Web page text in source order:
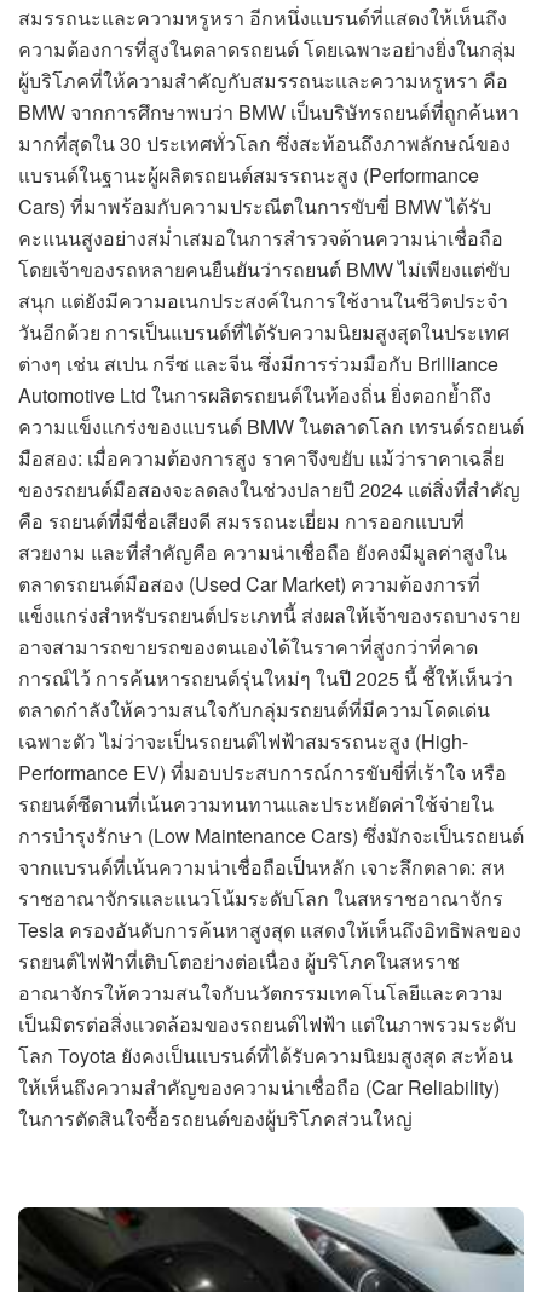
สมรรถนะและความหรูหรา อีกหนึ่งแบรนด์ที่แสดงให้เห็นถึง
ความต้องการที่สูงในตลาดรถยนต์ โดยเฉพาะอย่างยิ่งในกลุ่ม
ผู้บริโภคที่ให้ความสำคัญกับสมรรถนะและความหรูหรา คือ
BMW จากการศึกษาพบว่า BMW เป็นบริษัทรถยนต์ที่ถูกค้นหา
มากที่สุดใน 30 ประเทศทั่วโลก ซึ่งสะท้อนถึงภาพลักษณ์ของ
แบรนด์ในฐานะผู้ผลิตรถยนต์สมรรถนะสูง (Performance
Cars) ที่มาพร้อมกับความประณีตในการขับขี่ BMW ได้รับ
คะแนนสูงอย่างสม่ำเสมอในการสำรวจด้านความน่าเชื่อถือ
โดยเจ้าของรถหลายคนยืนยันว่ารถยนต์ BMW ไม่เพียงแต่ขับ
สนุก แต่ยังมีความอเนกประสงค์ในการใช้งานในชีวิตประจำ
วันอีกด้วย การเป็นแบรนด์ที่ได้รับความนิยมสูงสุดในประเทศ
ต่างๆ เช่น สเปน กรีซ และจีน ซึ่งมีการร่วมมือกับ Brilliance
Automotive Ltd ในการผลิตรถยนต์ในท้องถิ่น ยิ่งตอกย้ำถึง
ความแข็งแกร่งของแบรนด์ BMW ในตลาดโลก เทรนด์รถยนต์
มือสอง: เมื่อความต้องการสูง ราคาจึงขยับ แม้ว่าราคาเฉลี่ย
ของรถยนต์มือสองจะลดลงในช่วงปลายปี 2024 แต่สิ่งที่สำคัญ
คือ รถยนต์ที่มีชื่อเสียงดี สมรรถนะเยี่ยม การออกแบบที่
สวยงาม และที่สำคัญคือ ความน่าเชื่อถือ ยังคงมีมูลค่าสูงใน
ตลาดรถยนต์มือสอง (Used Car Market) ความต้องการที่
แข็งแกร่งสำหรับรถยนต์ประเภทนี้ ส่งผลให้เจ้าของรถบางราย
อาจสามารถขายรถของตนเองได้ในราคาที่สูงกว่าที่คาด
การณ์ไว้ การค้นหารถยนต์รุ่นใหม่ๆ ในปี 2025 นี้ ชี้ให้เห็นว่า
ตลาดกำลังให้ความสนใจกับกลุ่มรถยนต์ที่มีความโดดเด่น
เฉพาะตัว ไม่ว่าจะเป็นรถยนต์ไฟฟ้าสมรรถนะสูง (High-
Performance EV) ที่มอบประสบการณ์การขับขี่ที่เร้าใจ หรือ
รถยนต์ซีดานที่เน้นความทนทานและประหยัดค่าใช้จ่ายใน
การบำรุงรักษา (Low Maintenance Cars) ซึ่งมักจะเป็นรถยนต์
จากแบรนด์ที่เน้นความน่าเชื่อถือเป็นหลัก เจาะลึกตลาด: สห
ราชอาณาจักรและแนวโน้มระดับโลก ในสหราชอาณาจักร
Tesla ครองอันดับการค้นหาสูงสุด แสดงให้เห็นถึงอิทธิพลของ
รถยนต์ไฟฟ้าที่เติบโตอย่างต่อเนื่อง ผู้บริโภคในสหราช
อาณาจักรให้ความสนใจกับนวัตกรรมเทคโนโลยีและความ
เป็นมิตรต่อสิ่งแวดล้อมของรถยนต์ไฟฟ้า แต่ในภาพรวมระดับ
โลก Toyota ยังคงเป็นแบรนด์ที่ได้รับความนิยมสูงสุด สะท้อน
ให้เห็นถึงความสำคัญของความน่าเชื่อถือ (Car Reliability)
ในการตัดสินใจซื้อรถยนต์ของผู้บริโภคส่วนใหญ่